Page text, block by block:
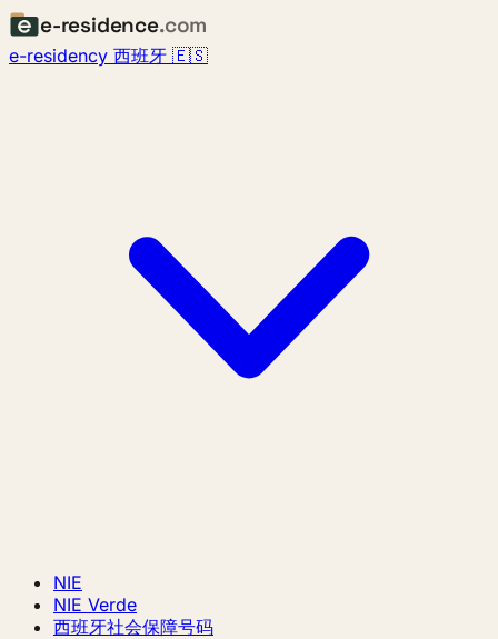
e-residence.com
e-residency 西班牙 🇪🇸
NIE
NIE Verde
西班牙社会保障号码